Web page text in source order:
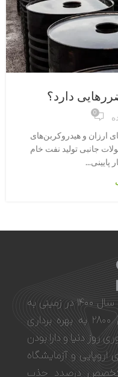
دارد؟
0
ارزان و هیدروکربن‌های
جانبی تولید نفت خام
شرکت دانش بنیان پتروهانیک در سال ۱۴۰۰ در زمینی به
مساحت ۷۰۰۰ مترمربع با زیربنای ۲۸۰۰ به بهره برداری
روز دنیا و دار‌‌ا‌‌‌‌‌‌‌‌ بودن
و آزمایشگاه
درصدد جذب